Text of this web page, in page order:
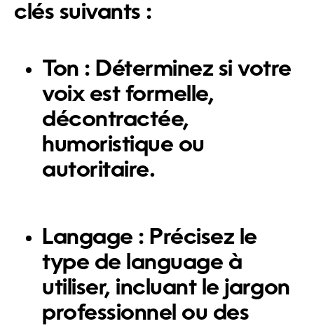
clés suivants :
Ton : Déterminez si votre
voix est formelle,
décontractée,
humoristique ou
autoritaire.
Langage : Précisez le
type de language à
utiliser, incluant le jargon
professionnel ou des